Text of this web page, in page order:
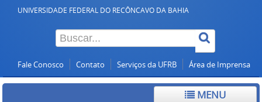
UNIVERSIDADE FEDERAL DO RECÔNCAVO DA BAHIA
Fale Conosco Contato Serviços da UFRB Área de Imprensa
MENU